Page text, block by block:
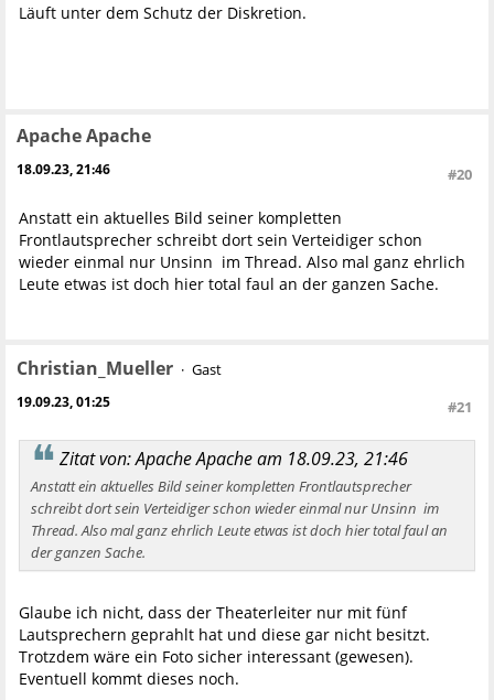
Läuft unter dem Schutz der Diskretion.
Apache Apache
18.09.23, 21:46 #20
Anstatt ein aktuelles Bild seiner kompletten
Frontlautsprecher schreibt dort sein Verteidiger schon
wieder einmal nur Unsinn im Thread. Also mal ganz ehrlich
Leute etwas ist doch hier total faul an der ganzen Sache.
Christian_Mueller Gast
19.09.23, 01:25 #21
Zitat von: Apache Apache am 18.09.23, 21:46
Anstatt ein aktuelles Bild seiner kompletten Frontlautsprecher
schreibt dort sein Verteidiger schon wieder einmal nur Unsinn im
Thread. Also mal ganz ehrlich Leute etwas ist doch hier total faul an
der ganzen Sache.
Glaube ich nicht, dass der Theaterleiter nur mit fünf
Lautsprechern geprahlt hat und diese gar nicht besitzt.
Trotzdem wäre ein Foto sicher interessant (gewesen).
Eventuell kommt dieses noch.